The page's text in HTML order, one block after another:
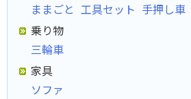
ままごと 工具セット 手押し車
乗り物
三輪車
家具
ソファ